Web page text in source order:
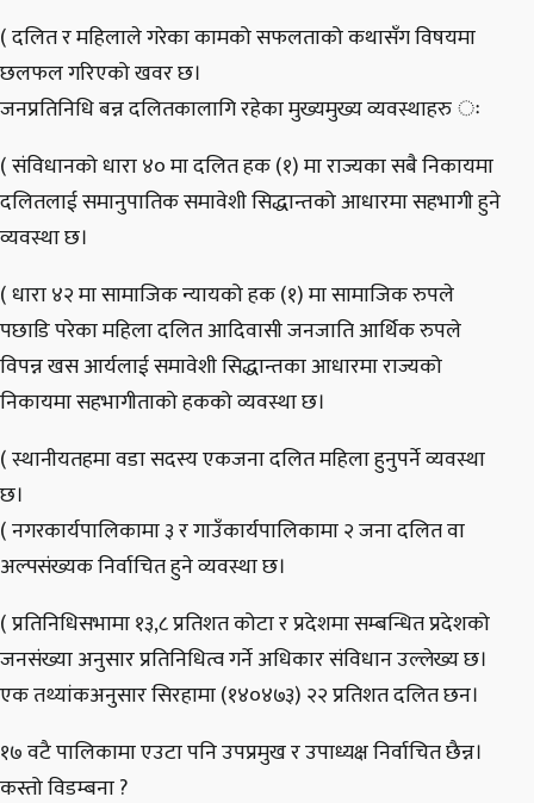
( दलित र महिलाले गरेका कामको सफलताको कथासँग विषयमा
छलफल गरिएको खवर छ।
जनप्रतिनिधि बन्न दलितकालागि रहेका मुख्यमुख्य व्यवस्थाहरु ः
( संविधानको धारा ४० मा दलित हक (१) मा राज्यका सबै निकायमा
दलितलाई समानुपातिक समावेशी सिद्धान्तको आधारमा सहभागी हुने
व्यवस्था छ।
( धारा ४२ मा सामाजिक न्यायको हक (१) मा सामाजिक रुपले
पछाडि परेका महिला दलित आदिवासी जनजाति आर्थिक रुपले
विपन्न खस आर्यलाई समावेशी सिद्धान्तका आधारमा राज्यको
निकायमा सहभागीताको हकको व्यवस्था छ।
( स्थानीयतहमा वडा सदस्य एकजना दलित महिला हुनुपर्ने व्यवस्था
छ।
( नगरकार्यपालिकामा ३ र गाउँकार्यपालिकामा २ जना दलित वा
अल्पसंख्यक निर्वाचित हुने व्यवस्था छ।
( प्रतिनिधिसभामा १३,८ प्रतिशत कोटा र प्रदेशमा सम्बन्धित प्रदेशको
जनसंख्या अनुसार प्रतिनिधित्व गर्ने अधिकार संविधान उल्लेख्य छ।
एक तथ्यांकअनुसार सिरहामा (१४०४७३) २२ प्रतिशत दलित छन।
१७ वटै पालिकामा एउटा पनि उपप्रमुख र उपाध्यक्ष निर्वाचित छैन्न।
कस्तो विडम्बना ?